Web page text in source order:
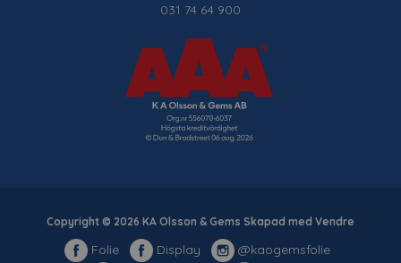
031 74 64 900
Copyright © 2026 KA Olsson & Gems Skapad med Vendre
Folie Display @kaogemsfolie